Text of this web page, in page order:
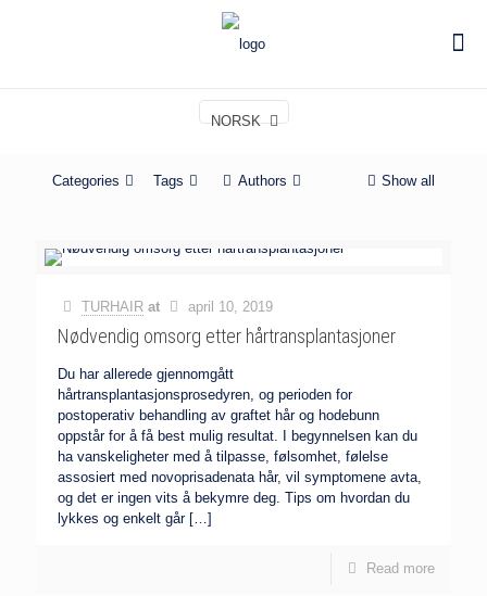
NORSK
Categories Tags Authors Show all
TURHAIR at april 10, 2019
Nødvendig omsorg etter hårtransplantasjoner
Du har allerede gjennomgått
hårtransplantasjonsprosedyren, og perioden for
postoperativ behandling av graftet hår og hodebunn
oppstår for å få best mulig resultat. I begynnelsen kan du
ha vanskeligheter med å tilpasse, følsomhet, følelse
assosiert med novoprisadenata hår, vil symptomene avta,
og det er ingen vits å bekymre deg. Tips om hvordan du
lykkes og enkelt går[…]
Read more